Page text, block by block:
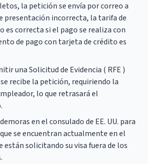
la petición se envía por correo a
presentación incorrecta, la tarifa de
es correcta si el pago se realiza con
de pago con tarjeta de crédito es
una Solicitud de Evidencia ( RFE )
se recibe la petición, requiriendo la
lo que retrasará el
en el consulado de EE. UU. para
se encuentran actualmente en el
están solicitando su visa fuera de los